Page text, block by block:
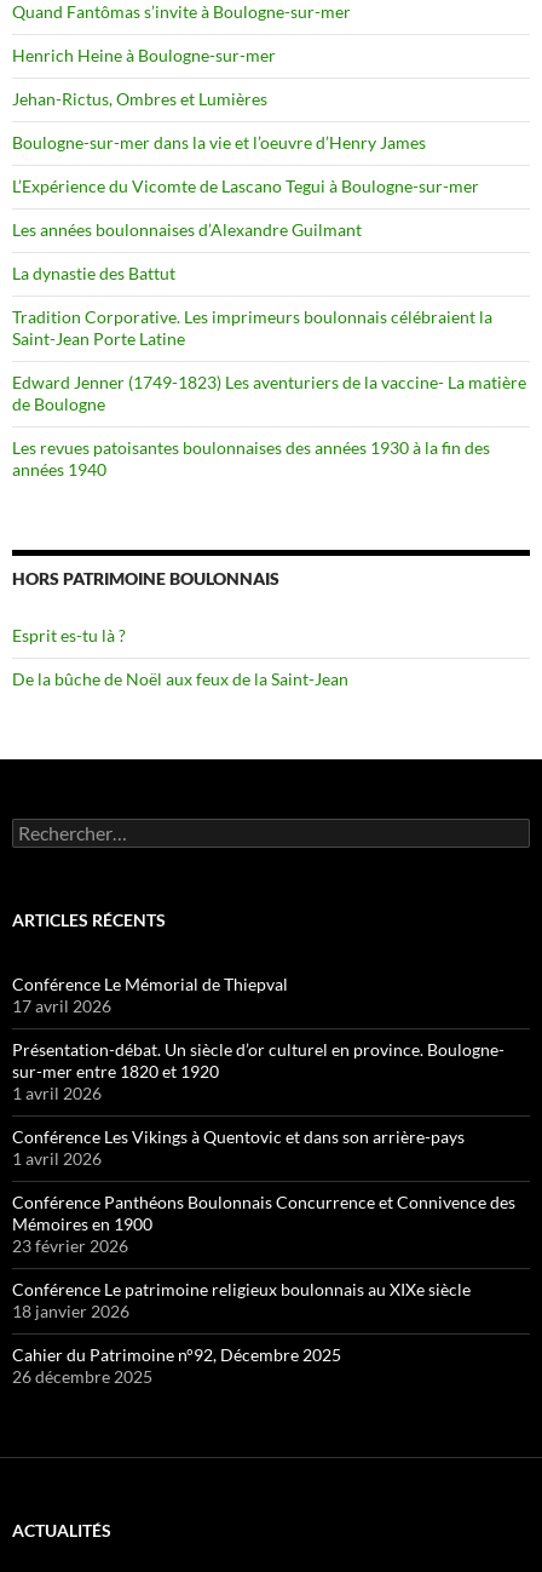
Quand Fantômas s’invite à Boulogne-sur-mer
Henrich Heine à Boulogne-sur-mer
Jehan-Rictus, Ombres et Lumières
Boulogne-sur-mer dans la vie et l’oeuvre d’Henry James
L’Expérience du Vicomte de Lascano Tegui à Boulogne-sur-mer
Les années boulonnaises d’Alexandre Guilmant
La dynastie des Battut
Tradition Corporative. Les imprimeurs boulonnais célébraient la
Saint-Jean Porte Latine
Edward Jenner (1749-1823) Les aventuriers de la vaccine- La matière
de Boulogne
Les revues patoisantes boulonnaises des années 1930 à la fin des
années 1940
HORS PATRIMOINE BOULONNAIS
Esprit es-tu là ?
De la bûche de Noël aux feux de la Saint-Jean
Rechercher :
ARTICLES RÉCENTS
Conférence Le Mémorial de Thiepval
17 avril 2026
Présentation-débat. Un siècle d’or culturel en province. Boulogne-
sur-mer entre 1820 et 1920
1 avril 2026
Conférence Les Vikings à Quentovic et dans son arrière-pays
1 avril 2026
Conférence Panthéons Boulonnais Concurrence et Connivence des
Mémoires en 1900
23 février 2026
Conférence Le patrimoine religieux boulonnais au XIXe siècle
18 janvier 2026
Cahier du Patrimoine n°92, Décembre 2025
26 décembre 2025
ACTUALITÉS